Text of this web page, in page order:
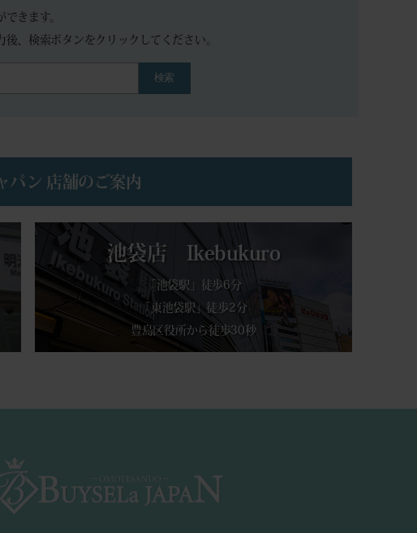
きます。
後、検索ボタンをクリックしてください。
検索
パン 店舗のご案内
池袋店 Ikebukuro
「池袋駅」徒歩6分
「東池袋駅」徒歩2分
豊島区役所から徒歩30秒